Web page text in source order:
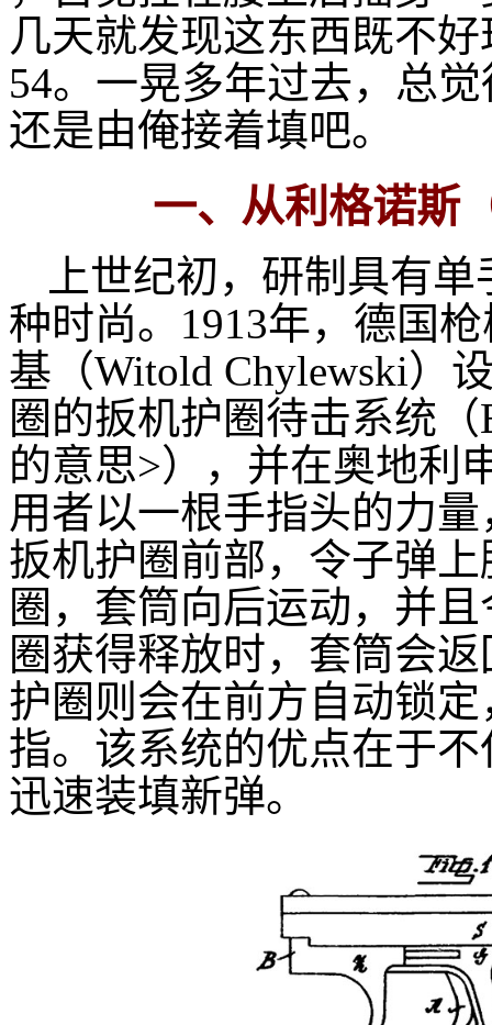
几天就发现这东西既不
54。一晃多年过去，总
还是由俺接着填吧。
一、从利格诺斯
上世纪初，研制具有
种时尚。1913年，德国
基（Witold Chylewski）
圈的扳机护圈待击系统
的意思>），并在奥地利
用者以一根手指头的力
扳机护圈前部，令子弹
圈，套筒向后运动，并
圈获得释放时，套筒会
护圈则会在前方自动锁
指。该系统的优点在于
迅速装填新弹。